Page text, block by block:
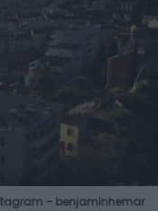
– benjaminhemar